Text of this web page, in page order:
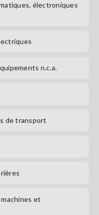
électroniques
n.c.a.
de transport
et